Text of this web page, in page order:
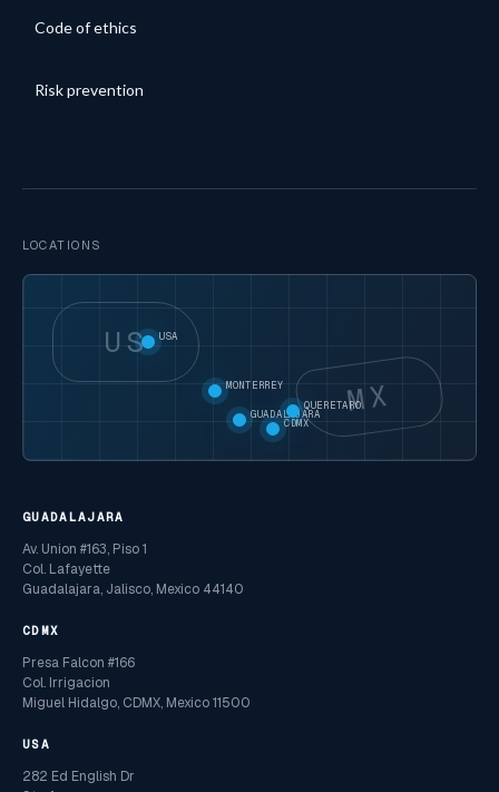
Code of ethics
Risk prevention
LOCATIONS
US
MX
USA
MONTERREY
GUADALAJARA
CDMX
QUERETARO
GUADALAJARA
Av. Union #163, Piso 1
Col. Lafayette
Guadalajara, Jalisco, Mexico 44140
CDMX
Presa Falcon #166
Col. Irrigacion
Miguel Hidalgo, CDMX, Mexico 11500
USA
282 Ed English Dr